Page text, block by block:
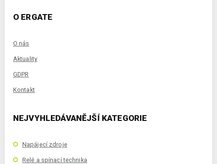
O ERGATE
O nás
Aktuality
GDPR
Kontakt
NEJVYHLEDÁVANĚJŠÍ KATEGORIE
Napájecí zdroje
Relé a spínací technika